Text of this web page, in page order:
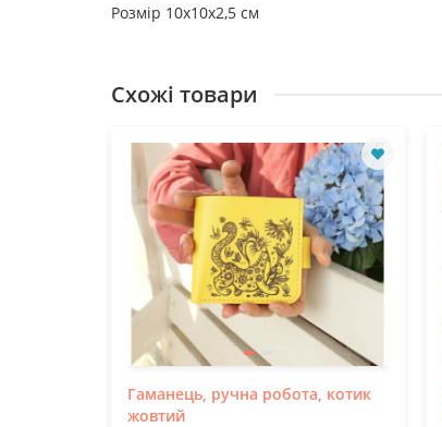
Розмір 10х10х2,5 см
Схожі товари
Гаманець, ручна робота, котик
жовтий